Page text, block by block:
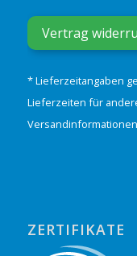
Vertrag
* Lieferzeitangaben
Lieferzeiten für
Versandinformationen
ZERTIFIKATE